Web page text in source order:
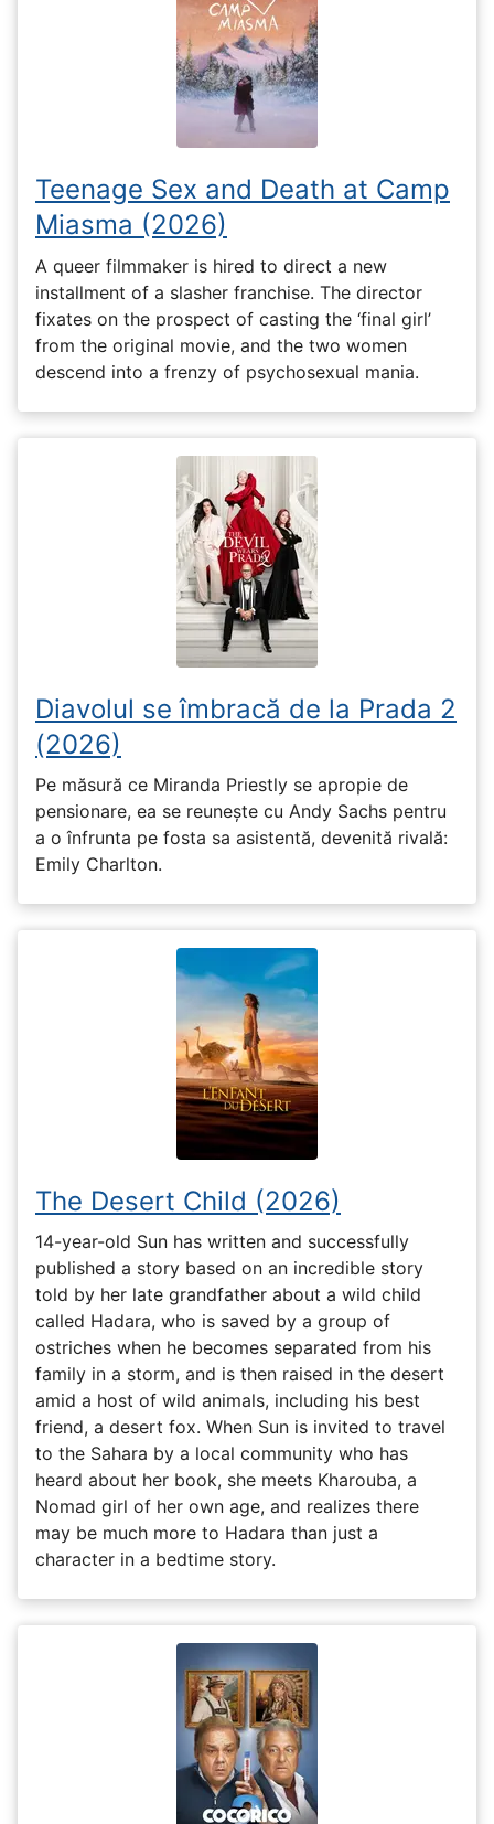
Teenage Sex and Death at Camp
Miasma (2026)
A queer filmmaker is hired to direct a new
installment of a slasher franchise. The director
fixates on the prospect of casting the ‘final girl’
from the original movie, and the two women
descend into a frenzy of psychosexual mania.
Diavolul se îmbracă de la Prada 2
(2026)
Pe măsură ce Miranda Priestly se apropie de
pensionare, ea se reunește cu Andy Sachs pentru
a o înfrunta pe fosta sa asistentă, devenită rivală:
Emily Charlton.
The Desert Child (2026)
14-year-old Sun has written and successfully
published a story based on an incredible story
told by her late grandfather about a wild child
called Hadara, who is saved by a group of
ostriches when he becomes separated from his
family in a storm, and is then raised in the desert
amid a host of wild animals, including his best
friend, a desert fox. When Sun is invited to travel
to the Sahara by a local community who has
heard about her book, she meets Kharouba, a
Nomad girl of her own age, and realizes there
may be much more to Hadara than just a
character in a bedtime story.